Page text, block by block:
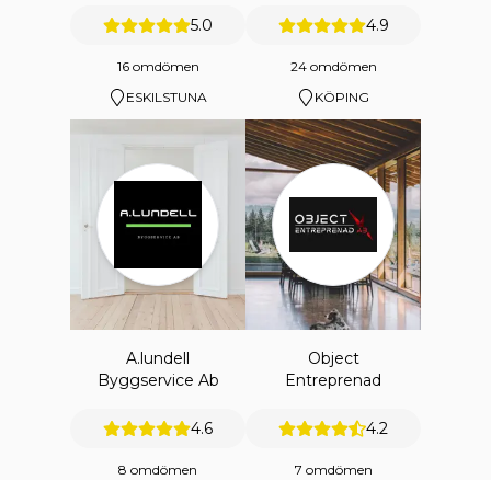
5.0
16 omdömen
ESKILSTUNA
4.9
24 omdömen
KÖPING
A.lundell
Byggservice Ab
4.6
8 omdömen
Object
Entreprenad
4.2
7 omdömen